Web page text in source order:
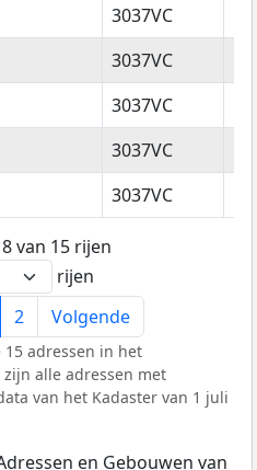
3037VC
3037VC
3037VC
3037VC
3037VC
van 15 rijen
rijen
2 Volgende
adressen in het
zijn alle adressen met
van het Kadaster van 1 juli
en Gebouwen van